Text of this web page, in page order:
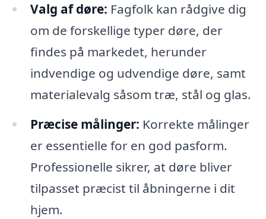
Valg af døre: Fagfolk kan rådgive dig
om de forskellige typer døre, der
findes på markedet, herunder
indvendige og udvendige døre, samt
materialevalg såsom træ, stål og glas.
Præcise målinger: Korrekte målinger
er essentielle for en god pasform.
Professionelle sikrer, at døre bliver
tilpasset præcist til åbningerne i dit
hjem.